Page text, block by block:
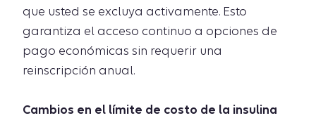
que usted se excluya activamente. Esto
garantiza el acceso continuo a opciones de
pago económicas sin requerir una
reinscripción anual.
Cambios en el límite de costo de la insulina